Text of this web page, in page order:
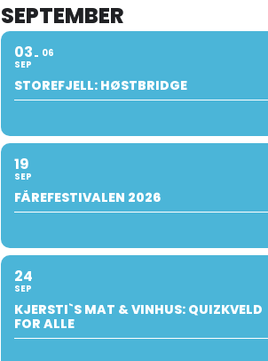
SEPTEMBER
03
SEP
06
STOREFJELL: HØSTBRIDGE
19
SEP
FÅREFESTIVALEN 2026
24
SEP
KJERSTI`S MAT & VINHUS: QUIZKVELD
FOR ALLE